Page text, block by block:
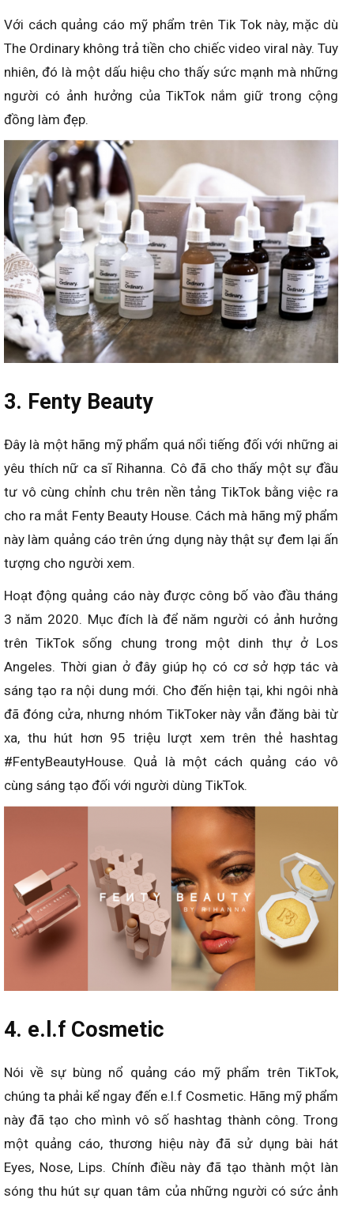
Với cách quảng cáo mỹ phẩm trên Tik Tok này, mặc dù
The Ordinary không trả tiền cho chiếc video viral này. Tuy
nhiên, đó là một dấu hiệu cho thấy sức mạnh mà những
người có ảnh hưởng của TikTok nắm giữ trong cộng
đồng làm đẹp.
3. Fenty Beauty
Đây là một hãng mỹ phẩm quá nổi tiếng đối với những ai
yêu thích nữ ca sĩ Rihanna. Cô đã cho thấy một sự đầu
tư vô cùng chỉnh chu trên nền tảng TikTok bằng việc ra
cho ra mắt Fenty Beauty House. Cách mà hãng mỹ phẩm
này làm quảng cáo trên ứng dụng này thật sự đem lại ấn
tượng cho người xem.
Hoạt động quảng cáo này được công bố vào đầu tháng
3 năm 2020. Mục đích là để năm người có ảnh hưởng
trên TikTok sống chung trong một dinh thự ở Los
Angeles. Thời gian ở đây giúp họ có cơ sở hợp tác và
sáng tạo ra nội dung mới. Cho đến hiện tại, khi ngôi nhà
đã đóng cửa, nhưng nhóm TikToker này vẫn đăng bài từ
xa, thu hút hơn 95 triệu lượt xem trên thẻ hashtag
#FentyBeautyHouse. Quả là một cách quảng cáo vô
cùng sáng tạo đối với người dùng TikTok.
4. e.l.f Cosmetic
Nói về sự bùng nổ quảng cáo mỹ phẩm trên TikTok,
chúng ta phải kể ngay đến e.l.f Cosmetic. Hãng mỹ phẩm
này đã tạo cho mình vô số hashtag thành công. Trong
một quảng cáo, thương hiệu này đã sử dụng bài hát
Eyes, Nose, Lips. Chính điều này đã tạo thành một làn
sóng thu hút sự quan tâm của những người có sức ảnh